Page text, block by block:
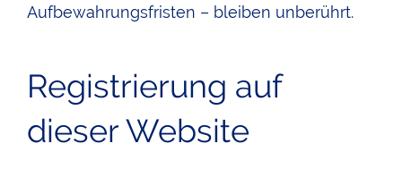
Aufbewahrungsfristen – bleiben unberührt.
Registrierung auf
dieser Website